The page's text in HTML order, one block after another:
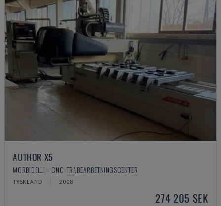
AUTHOR X5
MORBIDELLI - CNC-TRÄBEARBETNINGSCENTER
TYSKLAND 2008
274 205 SEK